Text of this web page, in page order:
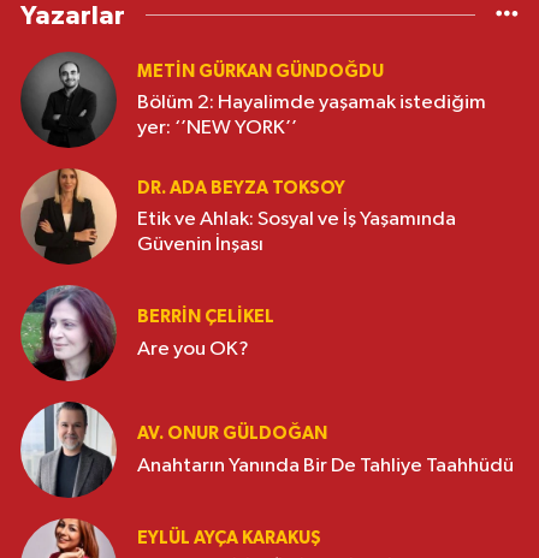
Yazarlar
METIN GÜRKAN GÜNDOĞDU
Bölüm 2: Hayalimde yaşamak istediğim
yer: ‘’NEW YORK’’
DR. ADA BEYZA TOKSOY
Etik ve Ahlak: Sosyal ve İş Yaşamında
Güvenin İnşası
BERRIN ÇELIKEL
Are you OK?
AV. ONUR GÜLDOĞAN
Anahtarın Yanında Bir De Tahliye Taahhüdü
EYLÜL AYÇA KARAKUŞ